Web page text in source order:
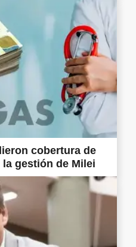
cobertura de
gestión de Milei